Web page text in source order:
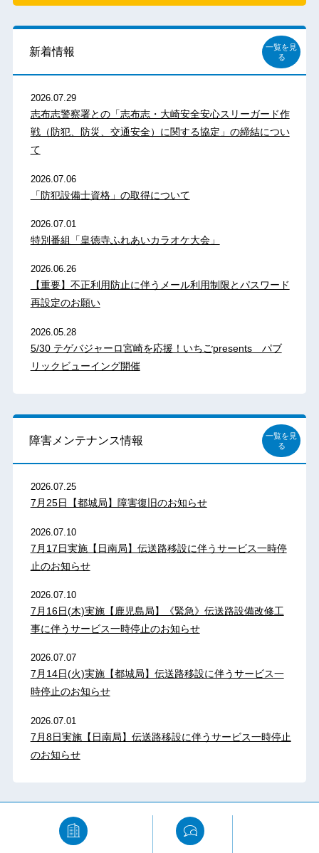
新着情報
一覧を見
る
2026.07.29
志布志警察署との「志布志・大崎安全安心スリーガード作
戦（防犯、防災、交通安全）に関する協定」の締結につい
て
2026.07.06
「防犯設備士資格」の取得について
2026.07.01
特別番組「皇徳寺ふれあいカラオケ大会」
2026.06.26
【重要】不正利用防止に伴うメール利用制限とパスワード
再設定のお願い
2026.05.28
5/30 テゲバジャーロ宮崎を応援！いちごpresents パブ
リックビューイング開催
障害メンテナンス情報
一覧を見
る
2026.07.25
7月25日【都城局】障害復旧のお知らせ
2026.07.10
7月17日実施【日南局】伝送路移設に伴うサービス一時停
止のお知らせ
2026.07.10
7月16日(木)実施【鹿児島局】《緊急》伝送路設備改修工
事に伴うサービス一時停止のお知らせ
2026.07.07
7月14日(火)実施【都城局】伝送路移設に伴うサービス一
時停止のお知らせ
2026.07.01
7月8日実施【日南局】伝送路移設に伴うサービス一時停止
のお知らせ